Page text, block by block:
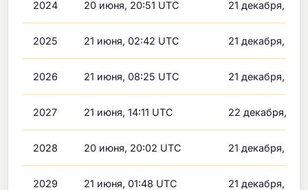
2024 20 июня, 20:51 UTC 21 декабря,
2025 21 июня, 02:42 UTC 21 декабря,
2026 21 июня, 08:25 UTC 21 декабря,
2027 21 июня, 14:11 UTC 22 декабря,
2028 20 июня, 20:02 UTC 21 декабря,
2029 21 июня, 01:48 UTC 21 декабря,